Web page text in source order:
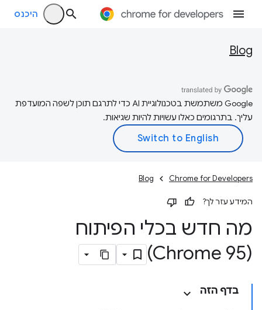
היכנס
Blog
‫Google משתמשת בטכנולוגיית AI כדי לתרגם תוכן לשפה המועדפת
עליך. בתרגומים כאלו עשויות להיות שגיאות.
Chrome for Developers
Blog
המידע עזר לך?
מה חדש בכלי הפיתוח
(Chrome 95)
בדף הזה